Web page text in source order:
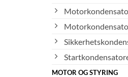
MOTOR OG STYRING